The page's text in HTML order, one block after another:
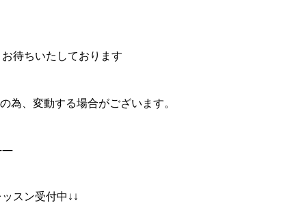
待ちいたしております
為、変動する場合がございます。
スン受付中↓↓